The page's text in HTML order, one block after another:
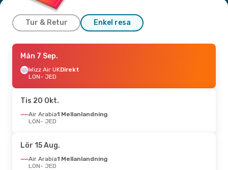
Tur & Retur Enkel resa
Sön 6 Sep.- Sön 13 Sep.
Pegasus Airlines
1 Mellanlandning
Etihad Airways1 Mellanlandning
JED- LON
Tors 1 Okt.
1 Mellanlandning
LON- JED
Pegasus Airlines
1 Mellanlandning
Mån 7 Sep.
Wizz Air UKDirekt
LON- JED
Tis 20 Okt.
Air Arabia1 Mellanlandning
LON- JED
Lör 15 Aug.
Air Arabia1 Mellanlandning
LON- JED